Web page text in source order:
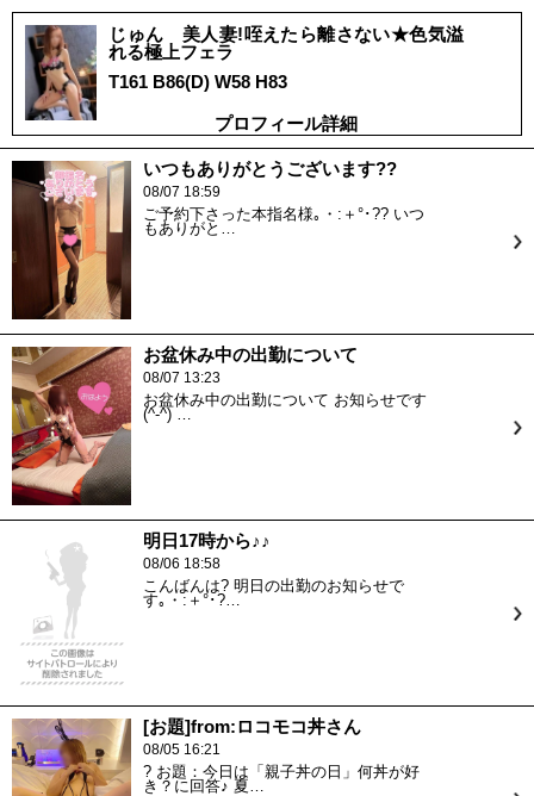
じゅん 美人妻!咥えたら離さない★色気溢
れる極上フェラ
T161 B86(D) W58 H83
プロフィール詳細
いつもありがとうございます??
08/07 18:59
ご予約下さった本指名様｡・:＋°･?? いつ
もありがと…
お盆休み中の出勤について
08/07 13:23
お盆休み中の出勤について お知らせです
(^-^) …
明日17時から♪♪
08/06 18:58
こんばんは? 明日の出勤のお知らせで
す｡・:＋°･?…
[お題]from:ロコモコ丼さん
08/05 16:21
? お題：今日は「親子丼の日」何丼が好
き？に回答♪ 夏…